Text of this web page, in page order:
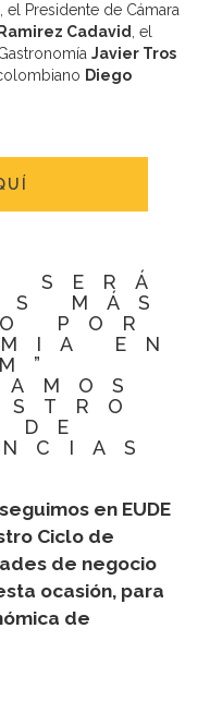
, el Presidente de Cámara
Cadavid, el
Javier Tros
Diego
SERÁ
MÁS
POR
EN
DE
en EUDE
Ciclo de
de negocio
ocasión, para
de